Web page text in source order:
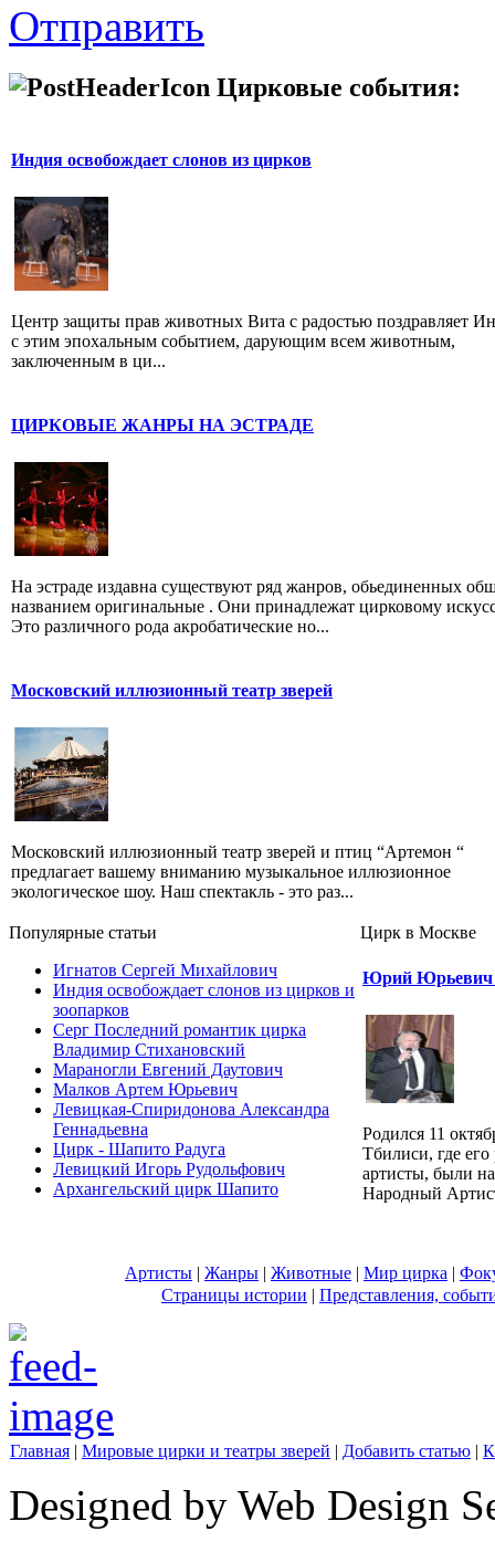
Отправить
Цирковые события:
Индия освобождает слонов из цирков
Центр защиты прав животных Вита с радостью поздравляет
с этим эпохальным событием, дарующим всем животным,
заключенным в ци...
ЦИРКОВЫЕ ЖАНРЫ НА ЭСТРАДЕ
На эстраде издавна существуют ряд жанров, обьединенных
названием оригинальные . Они принадлежат цирковому
Это различного рода акробатические но...
Московский иллюзионный театр зверей
Московский иллюзионный театр зверей и птиц “Артемон “
предлагает вашему вниманию музыкальное иллюзионное
экологическое шоу. Наш спектакль - это раз...
Популярные cтатьи
Игнатов Сергей Михайлович
Индия освобождает слонов из цирков и
зоопарков
Серг Последний романтик цирка
Владимир Стихановский
Мараногли Евгений Даутович
Малков Артем Юрьевич
Левицкая-Спиридонова Александра
Геннадьевна
Цирк - Шапито Радуга
Левицкий Игорь Рудольфович
Архангельский цирк Шапито
Цирк в Москве
Юрий Юрьевич
Родился 11
Тбилиси, где
артисты, были
Народный
Артисты | Жанры | Животные | Мир цирка |
Страницы истории | Представления,
Главная | Мировые цирки и театры зверей | Добавить статью |
Designed by Web Design